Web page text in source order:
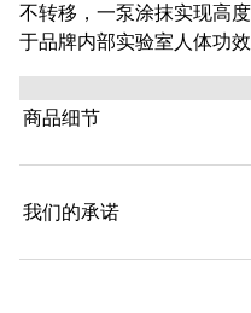
不转移，一泵涂抹实现高
于品牌内部实验室人体功
试者单次使用产品24小时
果。实际使用效果因人而
面部水润舒缓，营造柔焦
面部水润舒缓同时令肌肤
商品细节
我们的承诺